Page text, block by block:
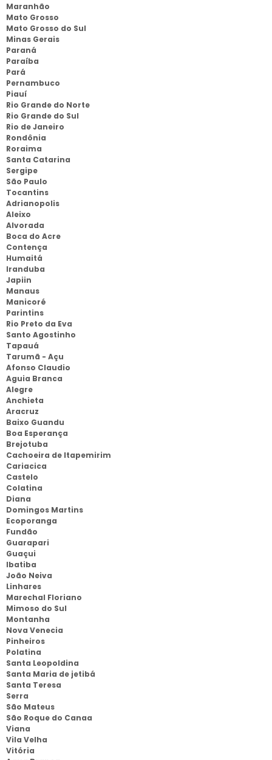
Maranhão
Mato Grosso
Mato Grosso do Sul
Minas Gerais
Paraná
Paraíba
Pará
Pernambuco
Piauí
Rio Grande do Norte
Rio Grande do Sul
Rio de Janeiro
Rondônia
Roraima
Santa Catarina
Sergipe
São Paulo
Tocantins
Adrianopolis
Aleixo
Alvorada
Boca do Acre
Contença
Humaitá
Iranduba
Japiin
Manaus
Manicoré
Parintins
Rio Preto da Eva
Santo Agostinho
Tapauá
Tarumã - Açu
Afonso Claudio
Aguia Branca
Alegre
Anchieta
Aracruz
Baixo Guandu
Boa Esperança
Brejotuba
Cachoeira de Itapemirim
Cariacica
Castelo
Colatina
Diana
Domingos Martins
Ecoporanga
Fundão
Guarapari
Guaçui
Ibatiba
João Neiva
Linhares
Marechal Floriano
Mimoso do Sul
Montanha
Nova Venecia
Pinheiros
Polatina
Santa Leopoldina
Santa Maria de jetibá
Santa Teresa
Serra
São Mateus
São Roque do Canaa
Viana
Vila Velha
Vitória